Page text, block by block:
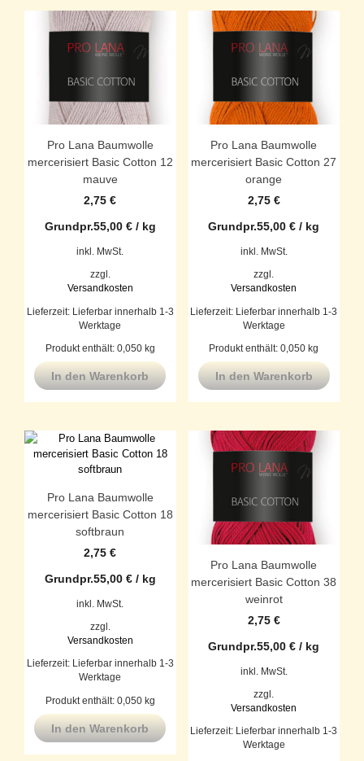
Pro Lana Baumwolle
mercerisiert Basic Cotton 12
mauve
2,75€
Grundpr.55,00 €/ kg
inkl. MwSt.
zzgl.
Versandkosten
Lieferzeit: Lieferbar innerhalb 1-3
Werktage
Produkt enthält: 0,050 kg
In den Warenkorb
Pro Lana Baumwolle
mercerisiert Basic Cotton 27
orange
2,75 €
Grundpr.55,00€ / kg
inkl. MwSt.
zzgl.
Versandkosten
Lieferzeit: Lieferbar innerhalb 1-3
Werktage
Produkt enthält: 0,050kg
In den Warenkorb
Pro Lana Baumwolle
mercerisiert Basic Cotton 18
softbraun
2,75€
Grundpr.55,00 €/ kg
inkl. MwSt.
zzgl.
Versandkosten
Lieferzeit:
Lieferbar innerhalb 1-3
Werktage
Produkt enthält: 0,050 kg
In den Warenkorb
Pro Lana Baumwolle
mercerisiert Basic Cotton 38
weinrot
2,75 €
Grundpr.55,00€ / kg
inkl. MwSt.
zzgl.
Versandkosten
Lieferzeit:
Lieferbar innerhalb 1-3
Werktage